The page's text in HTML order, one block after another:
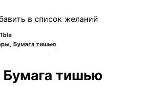
в список желаний
, Бумага тишью
тишью